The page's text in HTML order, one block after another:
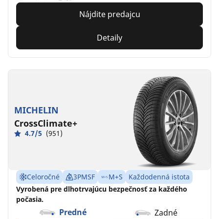
Nájdite predajcu
Detaily
MICHELIN
CrossClimate+
4.7/5 (951)
Celoročné 3PMSF M+S
Každodenná istota
Vyrobená pre dlhotrvajúcu bezpečnosť za každého
počasia.
Predné Zadné